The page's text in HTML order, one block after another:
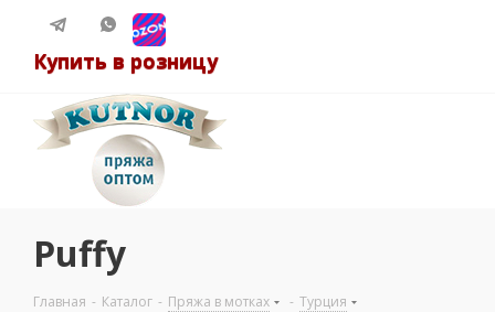
Купить в розницу
Puffy
Главная - Каталог - Пряжа в мотках - Турция